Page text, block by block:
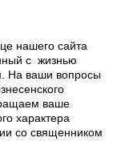
нашего сайта
с жизнью
На ваши вопросы
ваше
характера
со священником